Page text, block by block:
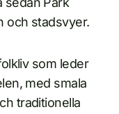
och stadsvyer.
som leder
med smala
traditionella